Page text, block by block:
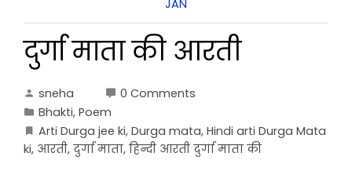
JAN
दुर्गा माता की आरती
sneha
0 Comments
Bhakti, Poem
Arti Durga jee ki, Durga mata, Hindi arti Durga Mata
ki, आरती, दुर्गा माता, हिन्दी आरती दुर्गा माता की